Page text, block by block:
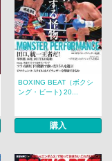
BOXING BEAT（ボクシ
ング・ビート) 20...
購入